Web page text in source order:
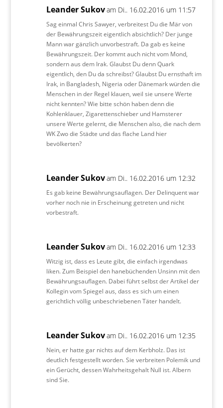
Leander Sukovam Di.. 16.02.2016 um 11:57
Sag einmal Chris Sawyer, verbreitest Du die Mär von
der Bewährungszeit eigentlich absichtlich? Der junge
Mann war gänzlich unvorbestraft. Da gab es keine
Bewährungszeit. Der kommt auch nicht vom Mond,
sondern aus dem Irak. Glaubst Du denn Quark
eigentlich, den Du da schreibst? Glaubst Du ernsthaft im
Irak, in Bangladesh, Nigeria oder Dänemark würden die
Menschen in der Regel klauen, weil sie unsere Werte
nicht kennten? Wie bitte schön haben denn die
Kohlenklauer, Zigarettenschieber und Hamsterer
unsere Werte gelernt, die Menschen also, die nach dem
WK Zwo die Städte und das flache Land hier
bevölkerten?
Leander Sukovam Di.. 16.02.2016 um 12:32
Es gab keine Bewährungsauflagen. Der Delinquent war
vorher noch nie in Erscheinung getreten und nicht
vorbestraft.
Leander Sukovam Di.. 16.02.2016 um 12:33
Witzig ist, dass es Leute gibt, die einfach irgendwas
liken. Zum Beispiel den hanebüchenden Unsinn mit den
Bewährungsauflagen. Dabei führt selbst der Artikel der
Kollegin vom Spiegel aus, dass es sich um einen
gerichtlich völlig unbeschriebenen Täter handelt.
Leander Sukovam Di.. 16.02.2016 um 12:35
Nein, er hatte gar nichts auf dem Kerbholz. Das ist
deutlich festgestellt worden. Sie verbreiten Polemik und
ein Gerücht, dessen Wahrheitsgehalt Null ist. Albern
sind Sie.